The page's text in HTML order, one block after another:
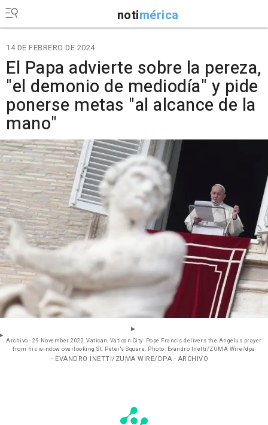
notimérica
14 DE FEBRERO DE 2024
El Papa advierte sobre la pereza,
"el demonio de mediodía" y pide
ponerse metas "al alcance de la
mano"
Archivo - 29 November 2020, Vatican, Vatican City: Pope Francis delivers the Angelus prayer
from his window overlooking St. Peter's Square. Photo: Evandro Inetti/ZUMA Wire/dpa
- EVANDRO INETTI/ZUMA WIRE/DPA - ARCHIVO